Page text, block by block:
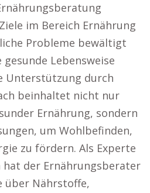
im Bereich Ernährung
Probleme bewältigt
Lebensweise
Unterstützung durch
beinhaltet nicht nur
Ernährung, sondern
um Wohlbefinden,
zu fördern. Als Experte
hat der Ernährungsberater
über Nährstoffe,